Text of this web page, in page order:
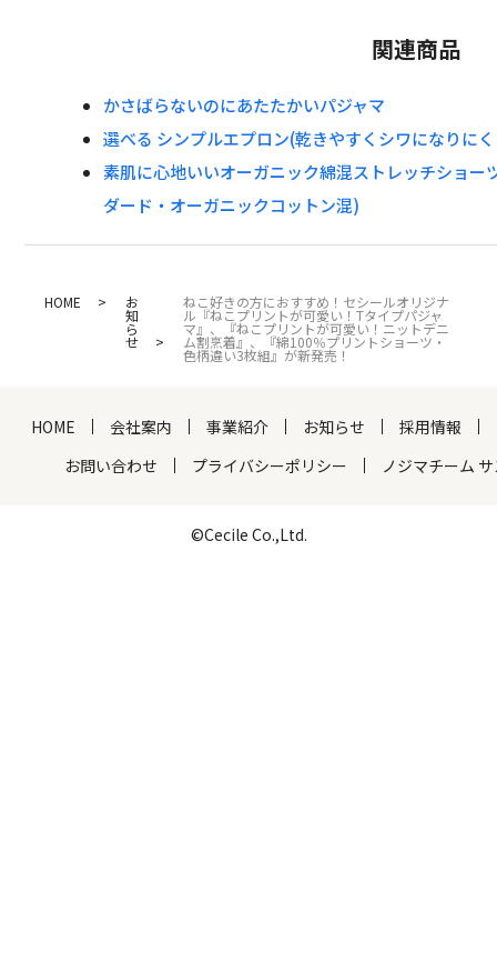
関連商品
かさばらないのにあたたかいパジャマ
選べる シンプルエプロン(乾きやすくシワになりに
素肌に心地いいオーガニック綿混ストレッチショ
ダード・オーガニックコットン混)
HOME お
知
ら
せ
ねこ好きの方におすすめ！セシールオリジナ
ル『ねこプリントが可愛い！Tタイプパジャ
マ』、『ねこプリントが可愛い！ニットデニ
ム割烹着』、『綿100％プリントショーツ・
色柄違い3枚組』が新発売！
HOME 会社案内 事業紹介 お知らせ 採用情報
お問い合わせ
プライバシーポリシー ノジマチーム
©Cecile Co.,Ltd.